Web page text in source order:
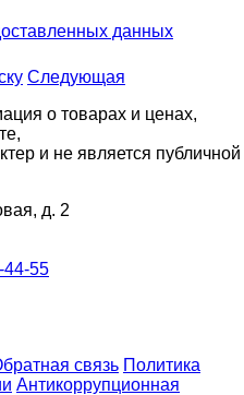
данных
Следующая
о товарах и ценах,
и не является публичной
д. 2
44-55
связь Политика
Антикоррупционная